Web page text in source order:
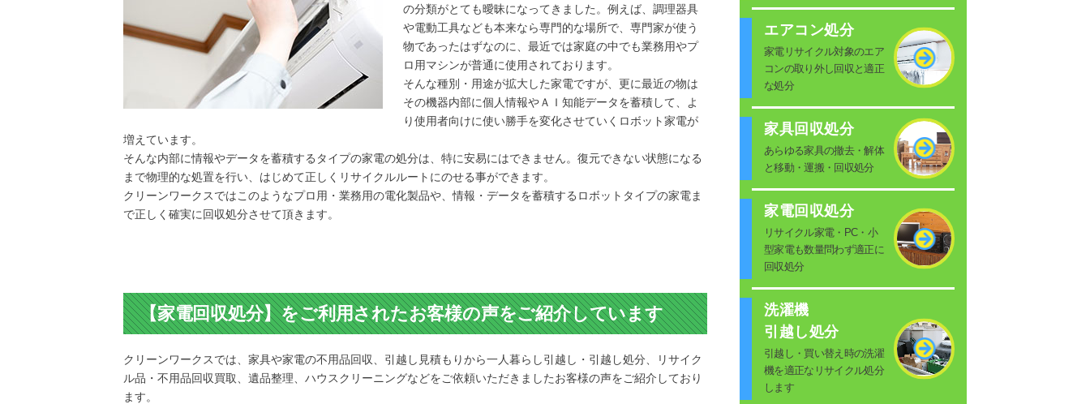
の分類がとても曖昧になってきました。例えば、調理器具
や電動工具なども本来なら専門的な場所で、専門家が使う
物であったはずなのに、最近では家庭の中でも業務用やプ
ロ用マシンが普通に使用されております。
そんな種別・用途が拡大した家電ですが、更に最近の物は
その機器内部に個人情報やＡＩ知能データを蓄積して、よ
り使用者向けに使い勝手を変化させていくロボット家電が
増えています。
そんな内部に情報やデータを蓄積するタイプの家電の処分は、特に安易にはできません。復元できない状態になる
まで物理的な処置を行い、はじめて正しくリサイクルルートにのせる事ができます。
クリーンワークスではこのようなプロ用・業務用の電化製品や、情報・データを蓄積するロボットタイプの家電ま
で正しく確実に回収処分させて頂きます。
【家電回収処分】をご利用されたお客様の声をご紹介しています
クリーンワークスでは、家具や家電の不用品回収、引越し見積もりから一人暮らし引越し・引越し処分、リサイク
ル品・不用品回収買取、遺品整理、ハウスクリーニングなどをご依頼いただきましたお客様の声をご紹介しており
ます。
エアコン処分
家電リサイクル対象のエア
コンの取り外し回収と適正
な処分
家具回収処分
あらゆる家具の撤去・解体
と移動・運搬・回収処分
家電回収処分
リサイクル家電・PC・小
型家電も数量問わず適正に
回収処分
洗濯機
引越し処分
引越し・買い替え時の洗濯
機を適正なリサイクル処分
します